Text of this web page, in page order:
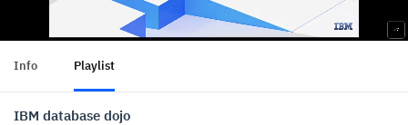
Info Playlist
IBM database dojo